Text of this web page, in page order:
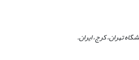
تهران، کرج، ایران.